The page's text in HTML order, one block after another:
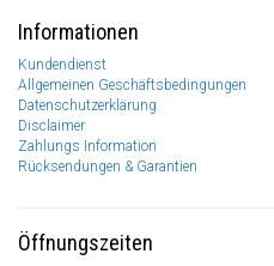
Informationen
Kundendienst
Allgemeinen Geschäftsbedingungen
Datenschutzerklärung
Disclaimer
Zahlungs Information
Rücksendungen & Garantien
Öffnungszeiten